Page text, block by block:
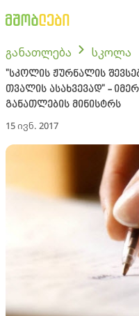
განათლება სკოლა
"სკოლის ჟურნალის
თვალის ასახვევად" -
განათლების მინისტრს
15 ივნ. 2017